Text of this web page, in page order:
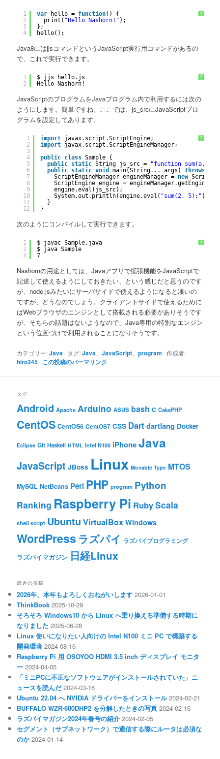
?
1
2
3
4
var hello = function() {
print( "Hello Nashorn!" );
};
hello();
Java8にはjjsコマンドというJavaScript実行用コマンドがあるの
で、これで実行できます。
?
1
2
$ jjs hello.js
Hello Nashorn!
JavaScriptのプログラムをJavaプログラム内で利用するには次の
ようにします。簡単ですね。ここでは、js_srcにJavaScriptプロ
グラムを設定してあります。
?
1
2
3
4
5
6
7
8
9
10
11
12
import javax.script.ScriptEngine;
import javax.script.ScriptEngineManager;
public class Sample {
public static String js_src =
"function sum(a,
public static void main(String... args) throws
ScriptEngineManager engineManager = new
ScriptEngine engine =
engine.eval(js_src);
System.out.println(engine.eval( "sum(2, 5);" ));
}
}
次のようにコンパイルして実行できます。
?
1
2
3
$ javac Sample.java
$ java Sample
7
Nashornの用途としては、Javaアプリで拡張機能をJavaScriptで
記述して使えるようにしておきたい、という感じだと思うのです
が、node.jsみたいにサーバサイドで使えるようになると凄いの
ですが、どうなのでしょう。クライアントサイドで使えるために
はWebブラウザのエンジンとして搭載される必要がありそうです
が、そちらの話題はないようなので、Java専用の特別なエンジン
という位置づけで利用されることになりそうです。
カテゴリー:Java タグ:Java 、JavaScript 、program 作成者:
hiro345 この投稿のパーマリンク
タグ
Android Apache Arduino ASUS bash C CakePHP
CentOS CentOS6 CentOS7 CSS Dart dartlang Docker
Eclipse Git Haskell HTML Intel N100 iPhoneJava
JavaScript JBoss Linux Movable Type MTOS
MySQL NetBeans Perl PHP program Python
Ranking Raspberry Pi RubyScala
shell script Ubuntu VirtualBox Windows
WordPress ラズパイ ラズパイプログラミング
ラズパイマガジン 日経Linux
最近の投稿
2026年、本年もよろしくおねがいします 2026-01-01
ThinkBook 2025-10-29
そろそろ Windows10 から Linux へ乗り換える準備する時期に
なりました 2025-06-28
Linux 使いになりたい人向けの Intel N100 ミニ PC で構築する
開発環境 2024-08-16
Raspberry Pi 用 OSOYOO HDMI 3.5 inch ディスプレイ モニタ
ー 2024-04-05
「ミニPCに不正なソフトウェアがインストールされていた」ニ
ュースを読んだ 2024-03-16
Ubuntu 22.04 へ NVIDIA ドライバーをインストール 2024-02-21
BUFFALO WZR-600DHP2 を分解したときの写真 2024-02-16
ラズパイマガジン2024年春号の紹介 2024-02-05
セグメント（サブネットワーク）で通信する際にルータは必須な
のか 2024-01-14